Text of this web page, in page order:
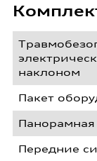
наклоном
Пакет
Передние